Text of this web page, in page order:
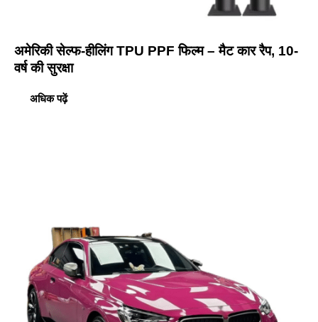
अमेरिकी सेल्फ-हीलिंग TPU PPF फिल्म – मैट कार रैप, 10-
वर्ष की सुरक्षा
अधिक पढ़ें